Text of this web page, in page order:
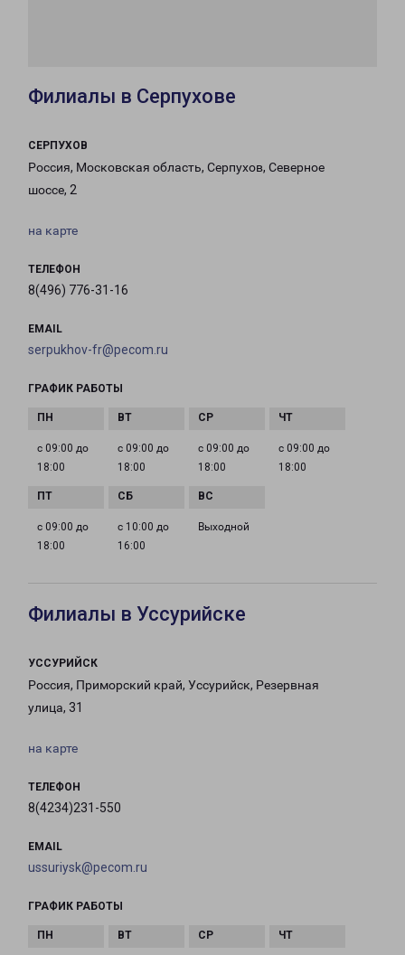
Филиалы в Серпухове
СЕРПУХОВ
Россия, Московская область, Серпухов, Северное
шоссе, 2
на карте
ТЕЛЕФОН
8(496) 776-31-16
EMAIL
serpukhov-fr@pecom.ru
ГРАФИК РАБОТЫ
с 09:00 до
18:00
с 09:00 до
18:00
с 09:00 до
18:00
с 09:00 до
18:00
с 09:00 до
18:00
с 10:00 до
16:00
Выходной
Филиалы в Уссурийске
УССУРИЙСК
Россия, Приморский край, Уссурийск, Резервная
улица, 31
на карте
ТЕЛЕФОН
8(4234)231-550
EMAIL
ussuriysk@pecom.ru
ГРАФИК РАБОТЫ